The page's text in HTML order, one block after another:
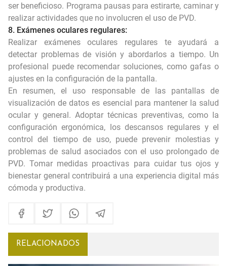
ser beneficioso. Programa pausas para estirarte, caminar y
realizar actividades que no involucren el uso de PVD.
8. Exámenes oculares regulares:
Realizar exámenes oculares regulares te ayudará a
detectar problemas de visión y abordarlos a tiempo. Un
profesional puede recomendar soluciones, como gafas o
ajustes en la configuración de la pantalla.
En resumen, el uso responsable de las pantallas de
visualización de datos es esencial para mantener la salud
ocular y general. Adoptar técnicas preventivas, como la
configuración ergonómica, los descansos regulares y el
control del tiempo de uso, puede prevenir molestias y
problemas de salud asociados con el uso prolongado de
PVD. Tomar medidas proactivas para cuidar tus ojos y
bienestar general contribuirá a una experiencia digital más
cómoda y productiva.
RELACIONADOS